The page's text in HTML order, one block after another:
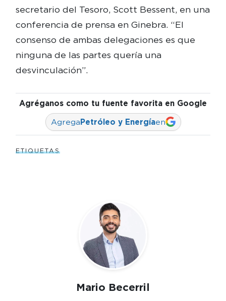
secretario del Tesoro, Scott Bessent, en una
conferencia de prensa en Ginebra. “El
consenso de ambas delegaciones es que
ninguna de las partes quería una
desvinculación”.
Agréganos como tu fuente favorita en Google
AgregaPetróleo y Energíaen
ETIQUETAS
Mario Becerril